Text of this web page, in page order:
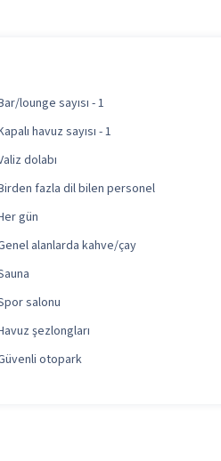
lounge sayısı - 1
havuz sayısı - 1
dolabı
fazla dil bilen personel
gün
alanlarda kahve/çay
salonu
şezlongları
otopark